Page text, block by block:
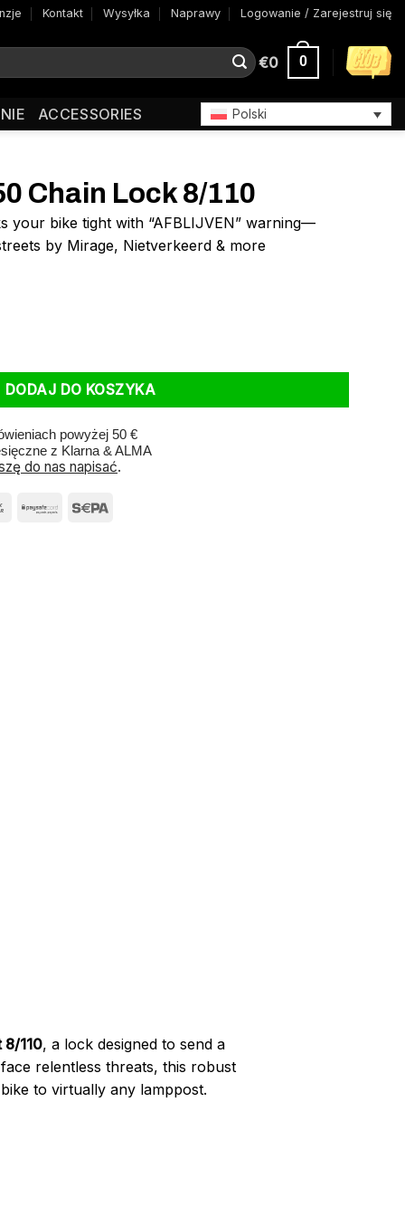
Kontakt Wysyłka Naprawy Logowanie / Zarejestruj się
€0 0
ACCESSORIES Polski
Chain Lock 8/110
your bike tight with “AFBLIJVEN” warning—
by Mirage, Nietverkeerd & more
DODAJ DO KOSZYKA
powyżej 50 €
z Klarna & ALMA
do nas napisać.
8/110, a lock designed to send a
relentless threats, this robust
to virtually any lamppost.